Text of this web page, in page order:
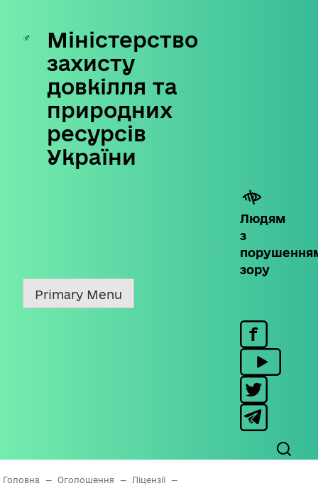
Skip
content
Міністерство
захисту
довкілля та
природних
ресурсів
України
Людям
з
зору
Primary Menu
Головна — Оголошення — Ліцензії
—